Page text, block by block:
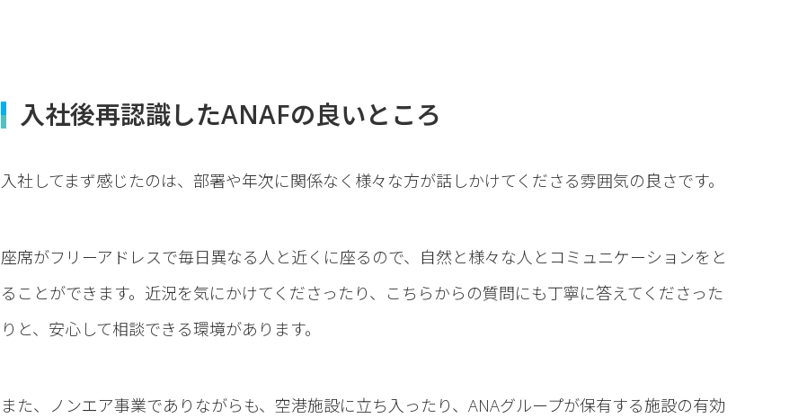
入社後再認識したANAFの良いところ
入社してまず感じたのは、部署や年次に関係なく様々な方が話しかけてくださる雰囲気の良さです。
座席がフリーアドレスで毎日異なる人と近くに座るので、自然と様々な人とコミュニケーションをと
ることができます。近況を気にかけてくださったり、こちらからの質問にも丁寧に答えてくださった
りと、安心して相談できる環境があります。
また、ノンエア事業でありながらも、空港施設に立ち入ったり、ANAグループが保有する施設の有効